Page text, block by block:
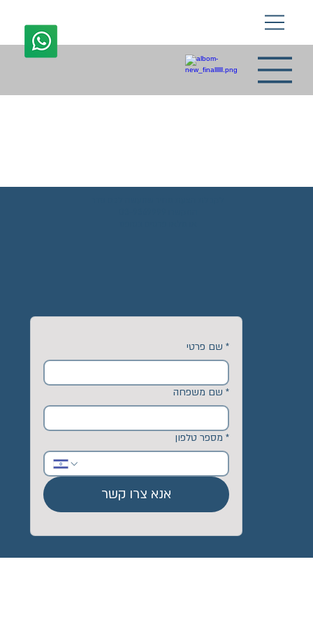
03-9369999
* שם פרטי
* שם משפחה
* מספר טלפון
אנא צרו קשר